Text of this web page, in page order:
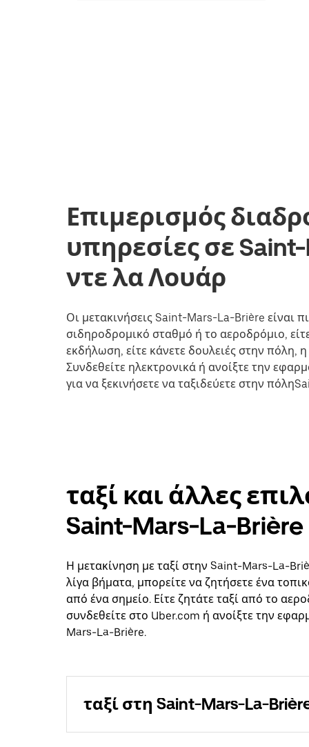
Επιμερισμός
υπηρεσίες σε
ντε λα Λουάρ
Οι μετακινήσεις Saint-Mars-La-Brière είναι
σιδηροδρομικό σταθμό ή το αεροδρόμιο,
εκδήλωση, είτε κάνετε δουλειές στην
Συνδεθείτε ηλεκτρονικά ή ανοίξτε την
για να ξεκινήσετε να ταξιδεύετε στην
ταξί και άλλες
Saint-Mars-La-Brière
Η μετακίνηση με ταξί στην Saint-Mars-La-
λίγα βήματα, μπορείτε να ζητήσετε ένα
από ένα σημείο. Είτε ζητάτε ταξί από το
συνδεθείτε στο Uber.com ή ανοίξτε την
Mars-La-Brière.
ταξί στη Saint-Mars-La-